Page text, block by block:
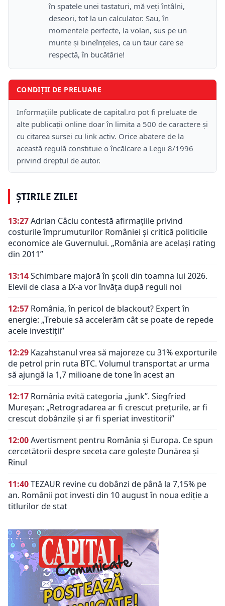
în spatele unei tastaturi, mă veţi întâlni,
deseori, tot la un calculator. Sau, în
momentele perfecte, la volan, sus pe un
munte şi bineînţeles, ca un taur care se
respectă, în bucătărie!
CONDIȚII DE PRELUARE
Informațiile publicate de capital.ro pot fi preluate de
alte publicații online doar în limita a 500 de caractere și
cu citarea sursei cu link activ. Orice abatere de la
această regulă constituie o încălcare a Legii 8/1996
privind dreptul de autor.
ȘTIRILE ZILEI
13:27Adrian Câciu contestă afirmațiile privind
costurile împrumuturilor României și critică politicile
economice ale Guvernului. „România are același rating
din 2011”
13:14Schimbare majoră în școli din toamna lui 2026.
Elevii de clasa a IX-a vor învăța după reguli noi
12:57 România, în pericol de blackout? Expert în
energie: „Trebuie să accelerăm cât se poate de repede
acele investiții”
12:29 Kazahstanul vrea să majoreze cu 31% exporturile
de petrol prin ruta BTC. Volumul transportat ar urma
să ajungă la 1,7 milioane de tone în acest an
12:17 România evită categoria „junk”. Siegfried
Mureșan: „Retrogradarea ar fi crescut preţurile, ar fi
crescut dobânzile şi ar fi speriat investitorii”
12:00Avertisment pentru România și Europa. Ce spun
cercetătorii despre seceta care golește Dunărea și
Rinul
11:40TEZAUR revine cu dobânzi de până la 7,15% pe
an. Românii pot investi din 10 august în noua ediție a
titlurilor de stat